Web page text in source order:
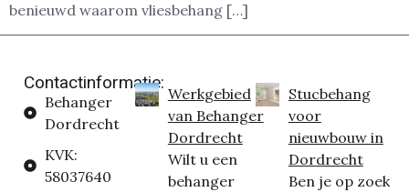
benieuwd waarom vliesbehang […]
Contactinformatie:
Behanger
Dordrecht
KVK:
58037640
Werkgebied
van Behanger
Dordrecht
Wilt u een
behanger
Stucbehang
voor
nieuwbouw in
Dordrecht
Ben je op zoek